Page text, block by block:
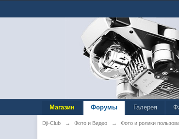
Магазин Форумы Галерея
Dji-Club → Фото и Видео → Фото и ролики